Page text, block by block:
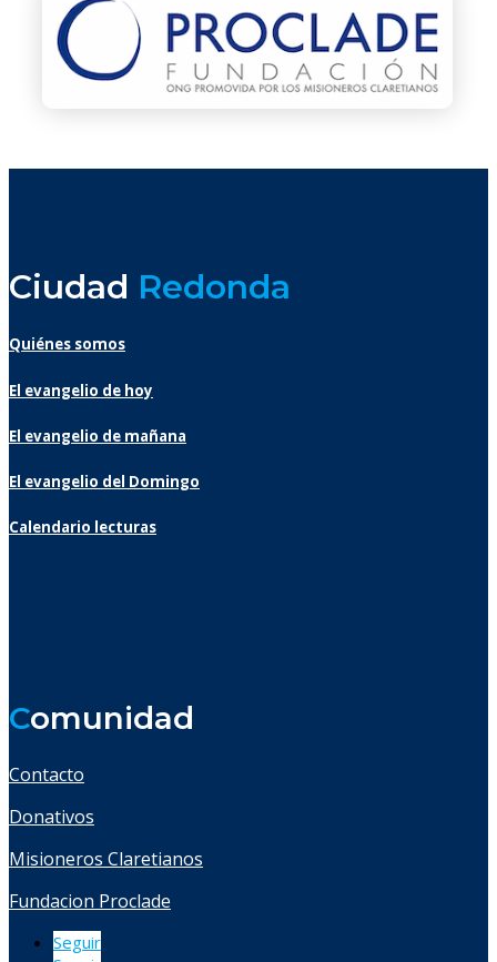
Ciudad Redonda
Quiénes somos
El evangelio de hoy
El evangelio de mañana
El evangelio del Domingo
Calendario lecturas
Comunidad
Contacto
Donativos
Misioneros Claretianos
Fundacion Proclade
Seguir